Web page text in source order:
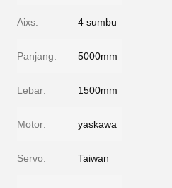
Aixs: 4 sumbu
Panjang: 5000mm
Lebar: 1500mm
Motor: yaskawa
Servo: Taiwan